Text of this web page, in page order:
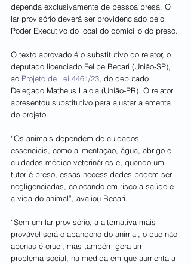
dependa exclusivamente de pessoa presa. O
lar provisório deverá ser providenciado pelo
Poder Executivo do local do domicílio do preso.
O texto aprovado é o substitutivo do relator, o
deputado licenciado Felipe Becari (União-SP),
ao Projeto de Lei 4461/23, do deputado
Delegado Matheus Laiola (União-PR). O relator
apresentou substitutivo para ajustar a ementa
do projeto.
“Os animais dependem de cuidados
essenciais, como alimentação, água, abrigo e
cuidados médico-veterinários e, quando um
tutor é preso, essas necessidades podem ser
negligenciadas, colocando em risco a saúde e
a vida do animal”, avaliou Becari.
“Sem um lar provisório, a alternativa mais
provável será o abandono do animal, o que não
apenas é cruel, mas também gera um
problema social, na medida em que aumenta a